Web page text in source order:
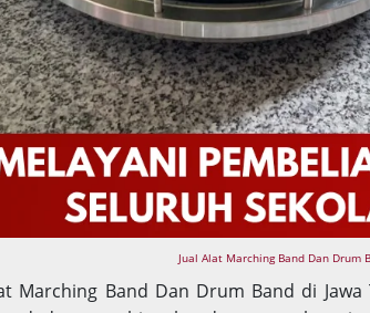
Jual Alat Marching Band Dan Drum
Marching Band Dan Drum Band di